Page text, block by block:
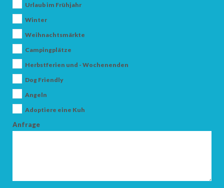
Urlaub im Frühjahr
Winter
Weihnachtsmärkte
Campingplätze
Herbstferien und - Wochenenden
Dog Friendly
Angeln
Adoptiere eine Kuh
Anfrage